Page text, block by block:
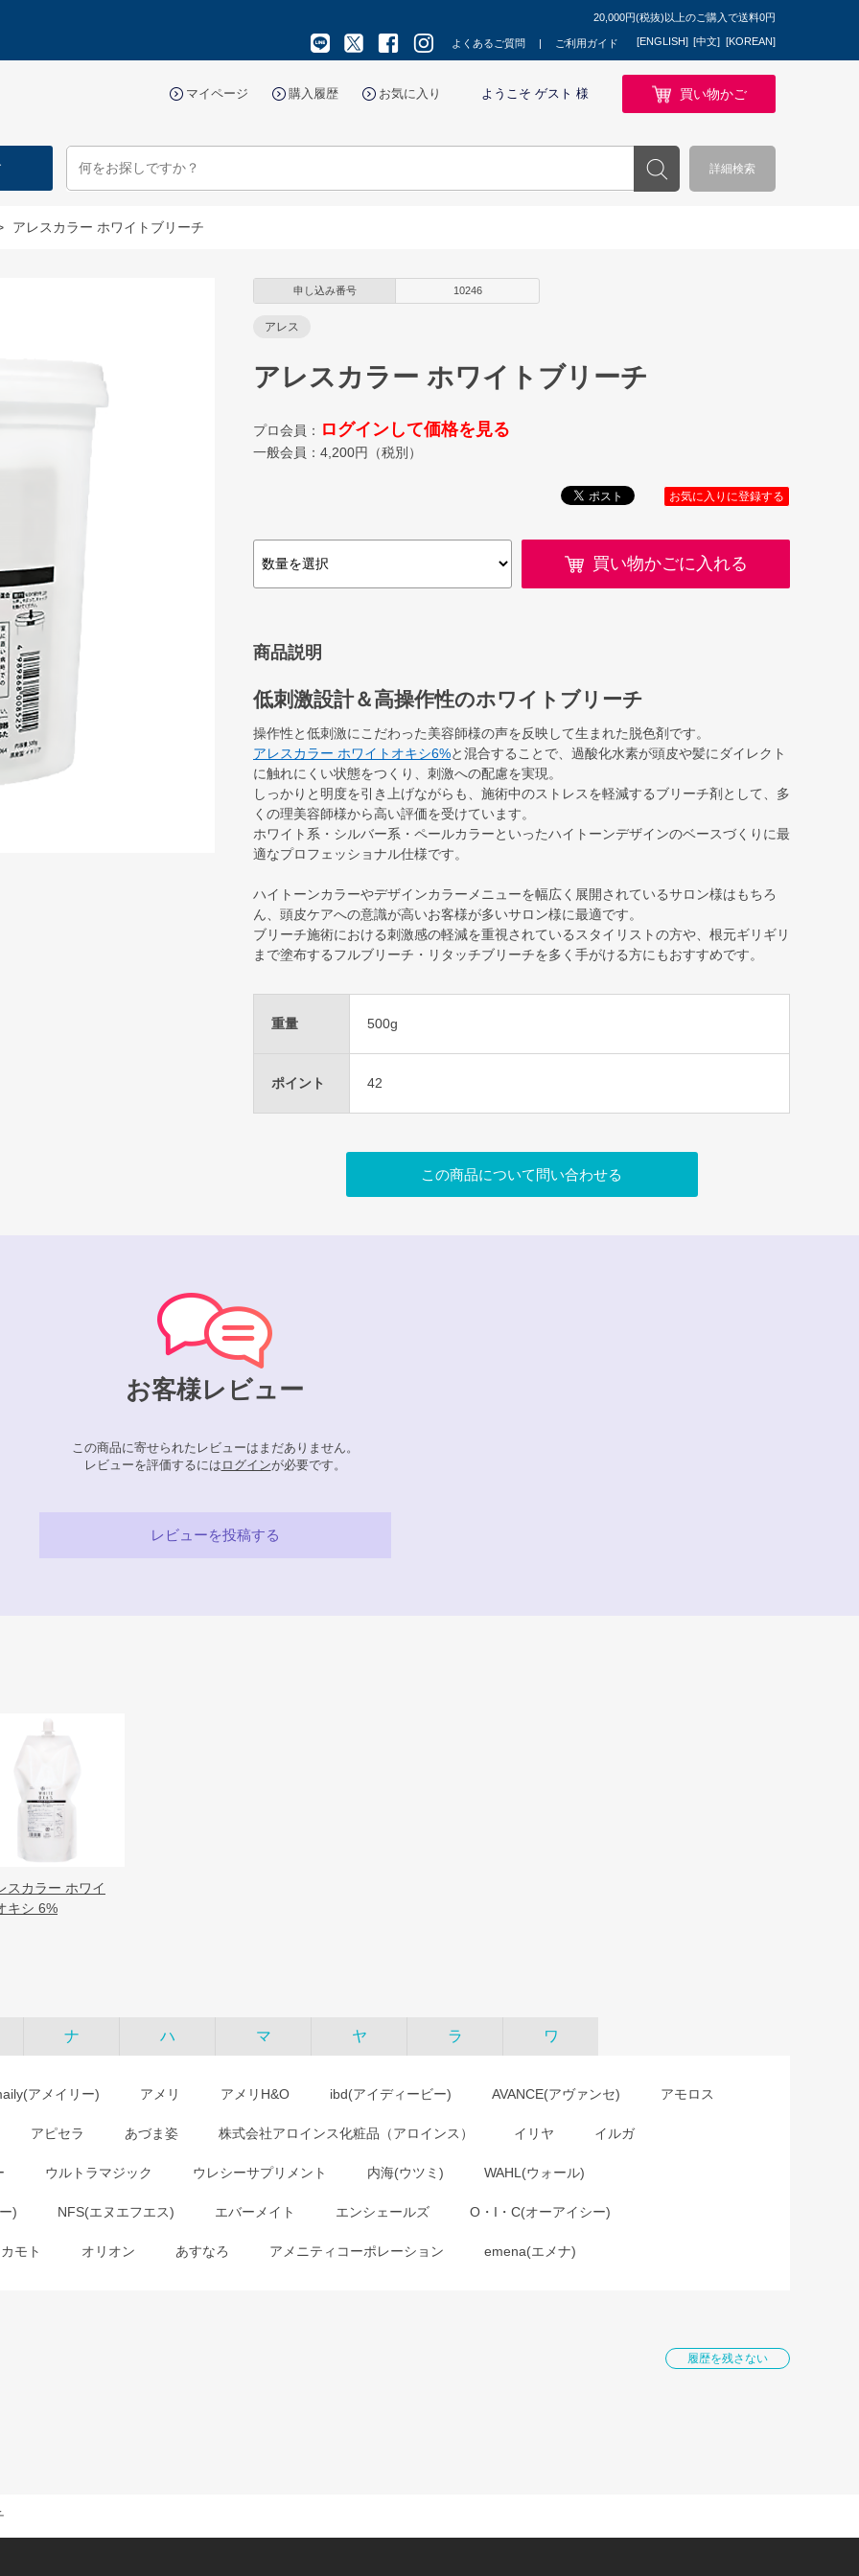
20,000円(税抜)以上のご購入で送料0円
よくあるご質問 ご利用ガイド [ENGLISH] [中文] [KOREAN]
マイページ 購入履歴 お気に入り ようこそ ゲスト 様 買い物かご
詳細検索
アレスカラー ホワイトブリーチ
申し込み番号 10246
アレス
アレスカラー ホワイトブリーチ
プロ会員： ログインして価格を見る
一般会員： 4,200円（税別）
お気に入りに登録する
買い物かごに入れる
商品説明
低刺激設計＆高操作性のホワイトブリーチ
操作性と低刺激にこだわった美容師様の声を反映して生まれた脱色剤です。
アレスカラー ホワイトオキシ6%と混合することで、過酸化水素が頭皮や髪にダイレクト
に触れにくい状態をつくり、刺激への配慮を実現。
しっかりと明度を引き上げながらも、施術中のストレスを軽減するブリーチ剤として、多
くの理美容師様から高い評価を受けています。
ホワイト系・シルバー系・ペールカラーといったハイトーンデザインのベースづくりに最
適なプロフェッショナル仕様です。
ハイトーンカラーやデザインカラーメニューを幅広く展開されているサロン様はもちろ
ん、頭皮ケアへの意識が高いお客様が多いサロン様に最適です。
ブリーチ施術における刺激感の軽減を重視されているスタイリストの方や、根元ギリギリ
まで塗布するフルブリーチ・リタッチブリーチを多く手がける方にもおすすめです。
重量 500g
ポイント 42
この商品について問い合わせる
お客様レビュー
この商品に寄せられたレビューはまだありません。
レビューを評価するには ログインが必要です。
レビューを投稿する
スカラー ホワイ
キシ 6%
ナ ハ マ ヤ ラ ワ
アメイリー) アメリ アメリH&O ibd(アイディービー) AVANCE(アヴァンセ) アモロス
アピセラ あづま姿 株式会社アロインス化粧品（アロインス） イリヤ イルガ
ウルトラマジック ウレシーサプリメント 内海(ウツミ) WAHL(ウォール)
) NFS(エヌエフエス) エバーメイト エンシェールズ O・I・C(オーアイシー)
モト オリオン あすなろ アメニティコーポレーション emena(エメナ)
履歴を残さない